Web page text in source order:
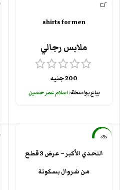
shirts for men
ملابس رجالي
200جنيه
يباع بواسطة:اسلام عمر حسين
-33%
بيعت كلها
التحدي الأكبر – عرض 3 قطع
من شروال بسكوتة